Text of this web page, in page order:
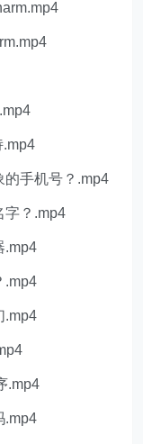
.mp4
的手机号？.mp4
字？.mp4
.mp4
.mp4
.mp4
.mp4
.mp4